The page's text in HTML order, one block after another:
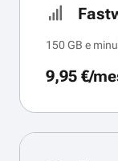
150 GB e
9,95 €/